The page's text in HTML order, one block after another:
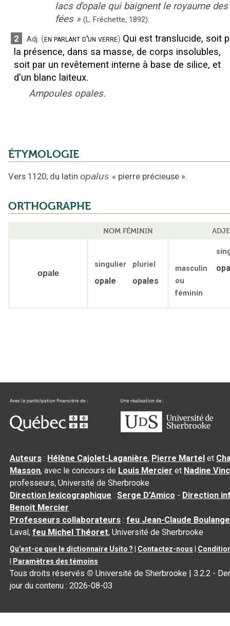
lacs d'opale qui baignent le royaume des
fées » (L. Fréchette, 1892).
2 Adj. (en parlant d'un verre) Qui est translucide, soit
la présence, dans sa masse, de corps insolubles,
soit par un revêtement interne à base de silice, et
d'un blanc laiteux.
Ampoules opales.
ÉTYMOLOGIE
Vers 1120; du latin opalus « pierre précieuse ».
ORTHOGRAPHE
NOM FÉMININ
opale
singulier pluriel
opale opales
masculin
ou
féminin
Auteurs : Hélène Cajolet-Laganière, Pierre Martel et
Masson, avec le concours de Louis Mercier et Nadine
professeurs, Université de Sherbrooke
Direction lexicographique :Serge D’Amico - Direction
Benoit Mercier
Professeurs collaborateurs :feu Jean-Claude
Laval,feu Michel Théoret, Université de Sherbrooke
Qu’est-ce que le dictionnaire Usito ? Contactez-nous
Paramètres des témoins
Tous droits réservés © Université de Sherbrooke |3.2.2 -
jour du contenu :2026-08-03